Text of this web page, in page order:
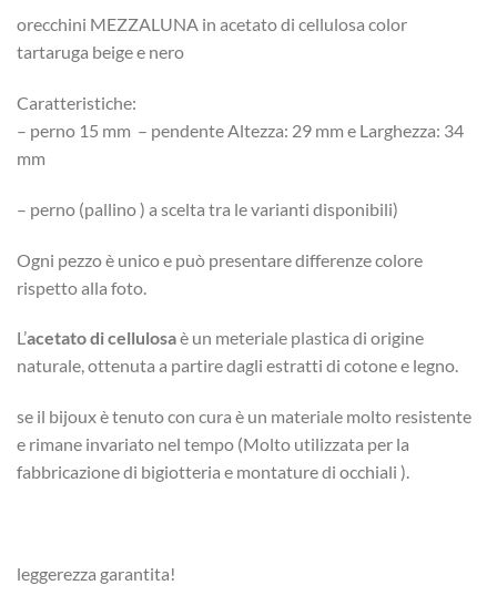
orecchini MEZZALUNA in acetato di cellulosa color
tartaruga beige e nero
Caratteristiche:
– perno 15 mm – pendente Altezza: 29 mm e Larghezza: 34
mm
– perno (pallino ) a scelta tra le varianti disponibili)
Ogni pezzo è unico e può presentare differenze colore
rispetto alla foto.
L’acetato di cellulosaè un meteriale plastica di origine
naturale, ottenuta a partire dagli estratti di cotone e legno.
se il bijoux è tenuto con cura è un materiale molto resistente
e rimane invariato nel tempo (Molto utilizzata per la
fabbricazione di bigiotteria e montature di occhiali ).
leggerezza garantita!